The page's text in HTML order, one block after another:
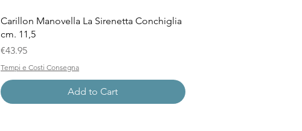
Quick View
Carillon Manovella La Sirenetta Conchiglia
cm. 11,5
Price
€43.95
Tempi e Costi Consegna
Add to Cart